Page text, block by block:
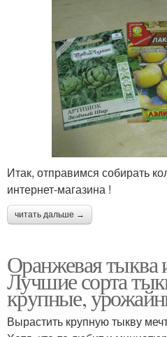
Итак, отправимся собирать
интернет-магазина !
читать дальше →
Оранжевая тыква
Лучшие сорта
крупные,
Вырастить крупную тыкву